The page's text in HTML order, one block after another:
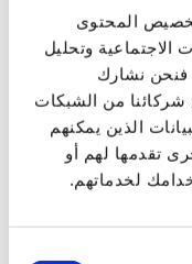
المحتوى
الاجتماعية وتحليل
فنحن نشارك
من الشبكات
الذين يمكنهم
تقدمها لهم أو
لخدماتهم.